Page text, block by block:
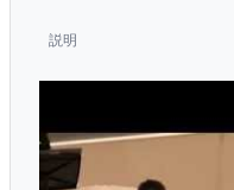
説明